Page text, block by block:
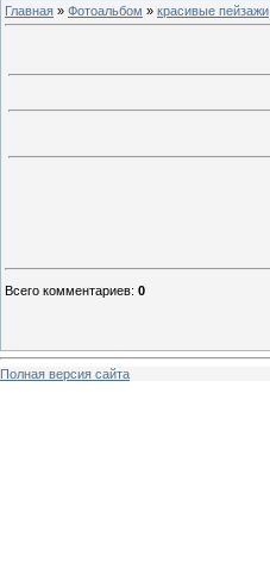
Главная » Фотоальбом » красивые пейзажи
Всего комментариев: 0
Полная версия сайта